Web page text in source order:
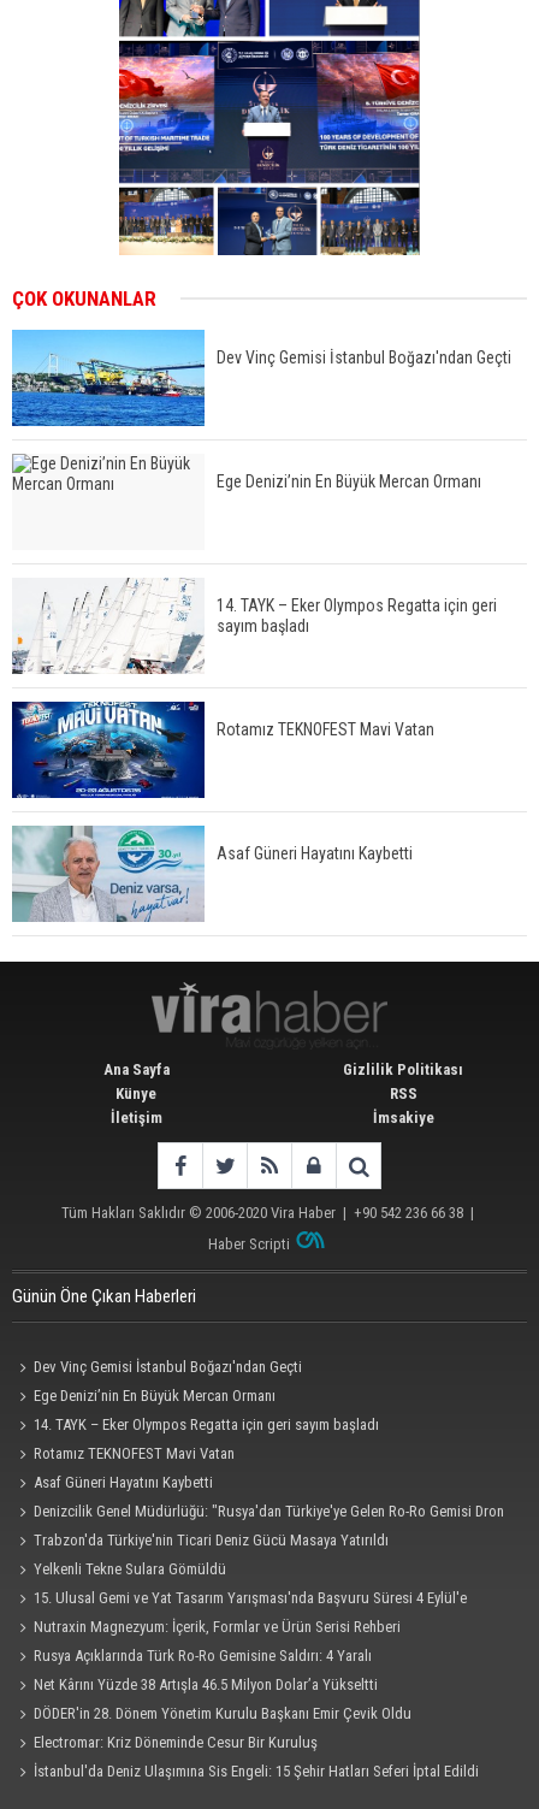
ÇOK OKUNANLAR
Dev Vinç Gemisi İstanbul Boğazı'ndan Geçti
Ege Denizi’nin En Büyük Mercan Ormanı
14. TAYK – Eker Olympos Regatta için geri
sayım başladı
Rotamız TEKNOFEST Mavi Vatan
Asaf Güneri Hayatını Kaybetti
Ana Sayfa
Künye
İletişim
Gizlilik Politikası
RSS
İmsakiye
Tüm Hakları Saklıdır © 2006-2020 Vira Haber | +90 542 236 66 38 |
Haber Scripti
Günün Öne Çıkan Haberleri
Dev Vinç Gemisi İstanbul Boğazı'ndan Geçti
Ege Denizi’nin En Büyük Mercan Ormanı
14. TAYK – Eker Olympos Regatta için geri sayım başladı
Rotamız TEKNOFEST Mavi Vatan
Asaf Güneri Hayatını Kaybetti
Denizcilik Genel Müdürlüğü: "Rusya'dan Türkiye'ye Gelen Ro-Ro Gemisi Dron
Saldırısına Uğradı"
Trabzon'da Türkiye'nin Ticari Deniz Gücü Masaya Yatırıldı
Yelkenli Tekne Sulara Gömüldü
15. Ulusal Gemi ve Yat Tasarım Yarışması'nda Başvuru Süresi 4 Eylül'e
Uzatıldı
Nutraxin Magnezyum: İçerik, Formlar ve Ürün Serisi Rehberi
Rusya Açıklarında Türk Ro-Ro Gemisine Saldırı: 4 Yaralı
Net Kârını Yüzde 38 Artışla 46.5 Milyon Dolar’a Yükseltti
DÖDER'in 28. Dönem Yönetim Kurulu Başkanı Emir Çevik Oldu
Electromar: Kriz Döneminde Cesur Bir Kuruluş
İstanbul'da Deniz Ulaşımına Sis Engeli: 15 Şehir Hatları Seferi İptal Edildi